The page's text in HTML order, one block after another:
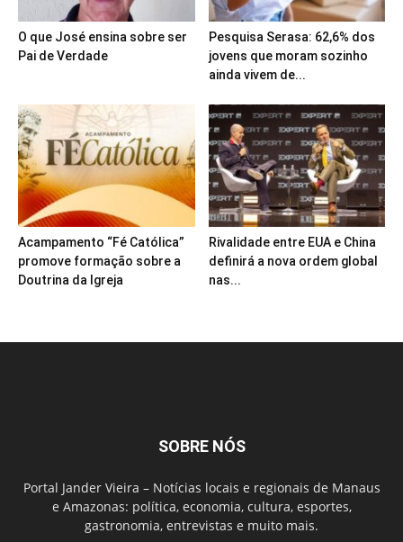
O que José ensina sobre ser
Pai de Verdade
Pesquisa Serasa: 62,6% dos
jovens que moram sozinho
ainda vivem de...
Acampamento “Fé Católica”
promove formação sobre a
Doutrina da Igreja
Rivalidade entre EUA e China
definirá a nova ordem global
nas...
SOBRE NÓS
Portal Jander Vieira – Notícias locais e regionais de Manaus
e Amazonas: política, economia, cultura, esportes,
gastronomia, entrevistas e muito mais.